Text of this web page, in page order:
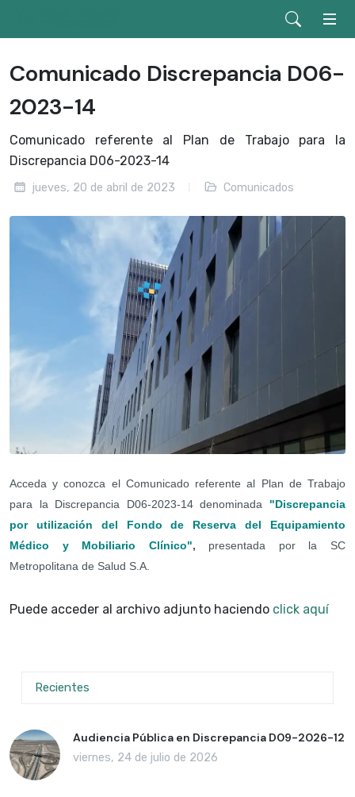
Comunicado Discrepancia D06-
2023-14
Comunicado referente al Plan de Trabajo para la
Discrepancia D06-2023-14
jueves, 20 de abril de 2023 Comunicados
Acceda y conozca el Comunicado referente al Plan de Trabajo
para la Discrepancia D06-2023-14 denominada "Discrepancia
por utilización del Fondo de Reserva del Equipamiento
Médico y Mobiliario Clínico", presentada por la SC
Metropolitana de Salud S.A.
Puede acceder al archivo adjunto haciendo click aquí
Recientes
Audiencia Pública en Discrepancia D09-2026-12
viernes, 24 de julio de 2026